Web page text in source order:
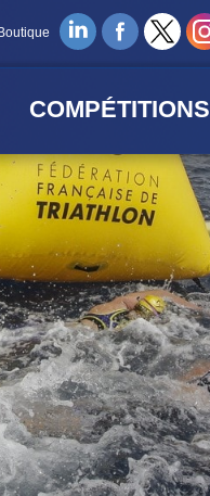
Boutique
COMPÉTITIONS